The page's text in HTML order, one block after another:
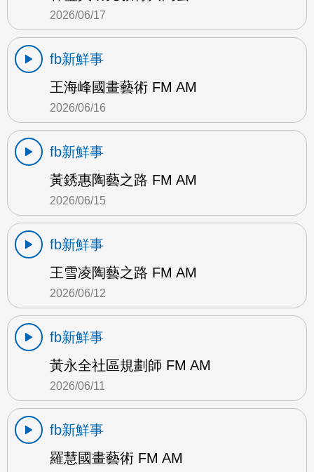
2026/06/17
fb新鮮事
王海峰國畫藝術 FM AM
2026/06/16
fb新鮮事
黃銹惠陶藝之路 FM AM
2026/06/15
fb新鮮事
王雪凌陶藝之路 FM AM
2026/06/12
fb新鮮事
黃永全社區規劃師 FM AM
2026/06/11
fb新鮮事
羅慧國畫藝術 FM AM